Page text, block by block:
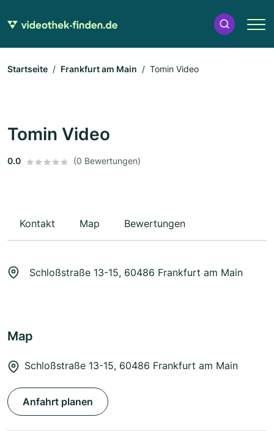
Startseite Frankfurt am Main Tomin Video
Tomin Video
0.0 (0 Bewertungen)
Kontakt Map Bewertungen
Schloßstraße 13-15, 60486 Frankfurt am Main
Map
Schloßstraße 13-15, 60486 Frankfurt am Main
Anfahrt planen